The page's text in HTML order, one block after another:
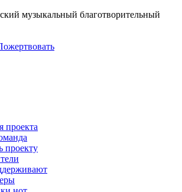
музыкальный благотворительный
проекта
проекту